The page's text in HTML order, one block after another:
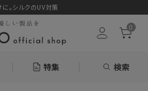
。シルクのUV対策
0
特集 検索